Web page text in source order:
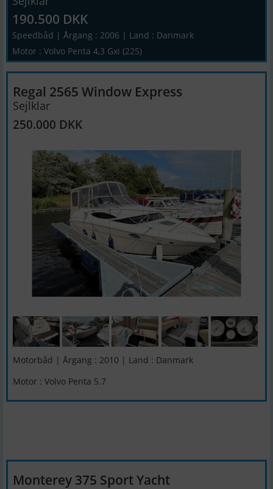
190.500 DKK
Speedbåd | Årgang : 2006 | Land : Danmark
Motor : Volvo Penta 4,3 Gxi (225)
Regal 2565 Window Express
Sejlklar
250.000 DKK
Motorbåd | Årgang : 2010 | Land : Danmark
Motor : Volvo Penta 5.7
Monterey 375 Sport Yacht